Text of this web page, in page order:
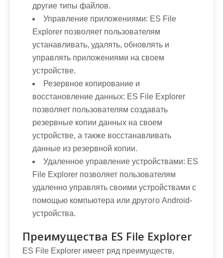
другие типы файлов.
Управление приложениями: ES File
Explorer позволяет пользователям
устанавливать, удалять, обновлять и
управлять приложениями на своем
устройстве.
Резервное копирование и
восстановление данных: ES File Explorer
позволяет пользователям создавать
резервные копии данных на своем
устройстве, а также восстанавливать
данные из резервной копии.
Удаленное управление устройствами: ES
File Explorer позволяет пользователям
удаленно управлять своими устройствами с
помощью компьютера или другого Android-
устройства.
Преимущества ES File Explorer
ES File Explorer имеет ряд преимуществ,